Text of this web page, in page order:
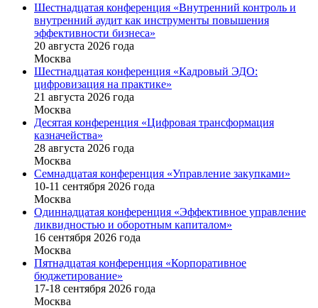
Шестнадцатая конференция «Внутренний контроль и
внутренний аудит как инструменты повышения
эффективности бизнеса»
20 августа 2026 года
Москва
Шестнадцатая конференция «Кадровый ЭДО:
цифровизация на практике»
21 августа 2026 года
Москва
Десятая конференция «Цифровая трансформация
казначейства»
28 августа 2026 года
Москва
Семнадцатая конференция «Управление закупками»
10-11 сентября 2026 года
Москва
Одиннадцатая конференция «Эффективное управление
ликвидностью и оборотным капиталом»
16 cентября 2026 года
Москва
Пятнадцатая конференция «Корпоративное
бюджетирование»
17-18 сентября 2026 года
Москва